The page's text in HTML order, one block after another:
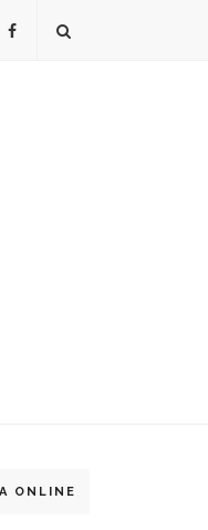
ONLINE